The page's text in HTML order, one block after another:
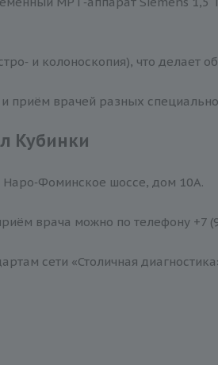
и колоноскопия), что
приём врачей разных
Кубинки
шоссе, дом 10А.
врача можно по телефону +7
сети «Столичная